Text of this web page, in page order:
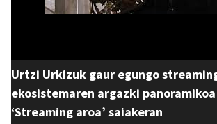
Urtzi Urkizuk gaur egungo
ekosistemaren argazki
‘Streaming aroa’ saiakeran